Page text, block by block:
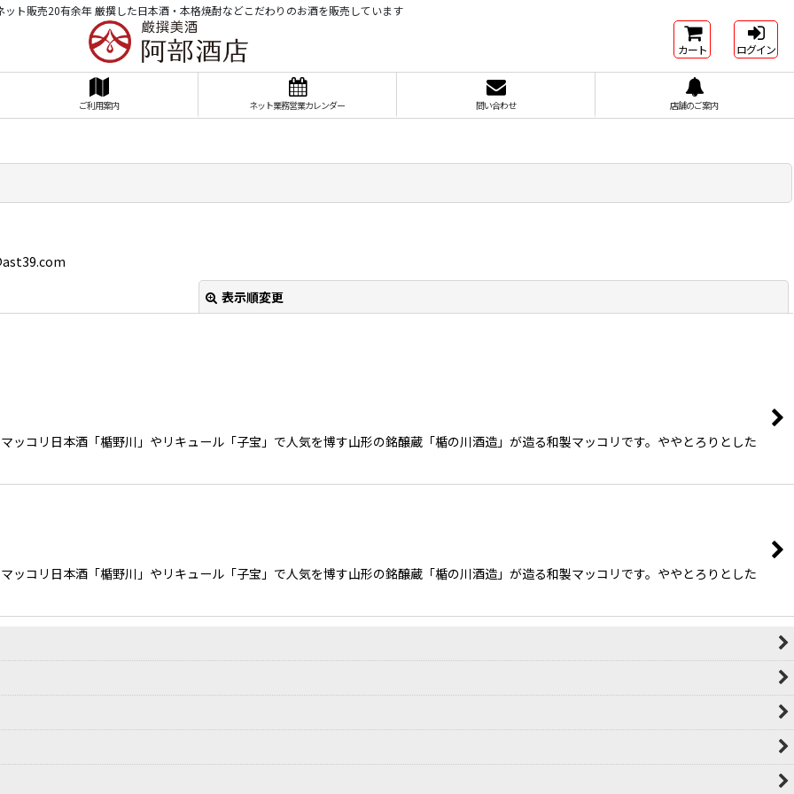
ット販売20有余年 厳撰した日本酒・本格焼酎などこだわりのお酒を販売しています
カート ログイン
ご利用案内 ネット業務営業カレンダー 問い合わせ 店舗のご案内
表示順変更
ッコリ日本酒「楯野川」やリキュール「子宝」で人気を博す山形の銘醸蔵「楯の川酒造」が造る和製マッコリです。ややとろりとした
ッコリ日本酒「楯野川」やリキュール「子宝」で人気を博す山形の銘醸蔵「楯の川酒造」が造る和製マッコリです。ややとろりとした